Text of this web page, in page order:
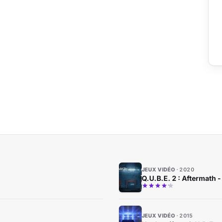
JEUX VIDÉO 2020
Q.U.B.E. 2 : Aftermath -
JEUX VIDÉO 2015